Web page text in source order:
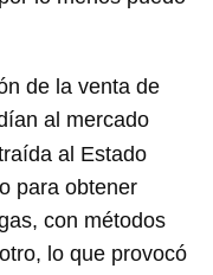
CANCELAR
de la venta de
al mercado
al Estado
para obtener
con métodos
lo que provocó